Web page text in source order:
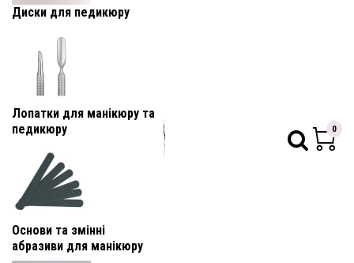
Диски для педикюру
Лопатки для манікюру та
педикюру
Основи та змінні
абразиви для манікюру
0